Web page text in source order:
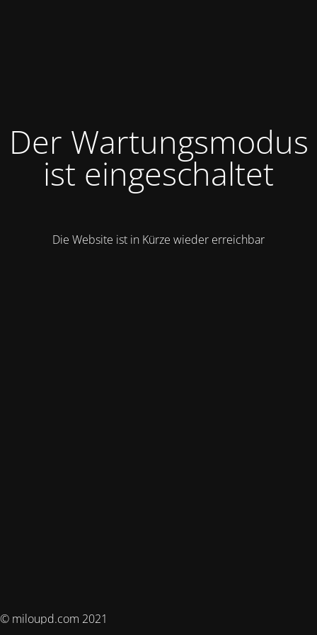
Der Wartungsmodus
ist eingeschaltet
Die Website ist in Kürze wieder erreichbar
© miloupd.com 2021